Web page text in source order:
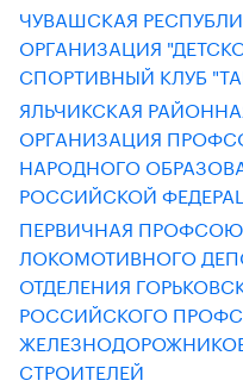
ЧУВАШСКАЯ
ОРГАНИЗАЦИЯ
СПОРТИВНЫЙ КЛУБ
ЯЛЬЧИКСКАЯ
ОРГАНИЗАЦИЯ
НАРОДНОГО
РОССИЙСКОЙ
ПЕРВИЧНАЯ
ЛОКОМОТИВНОГО
ОТДЕЛЕНИЯ
РОССИЙСКОГО
СТРОИТЕЛЕЙ